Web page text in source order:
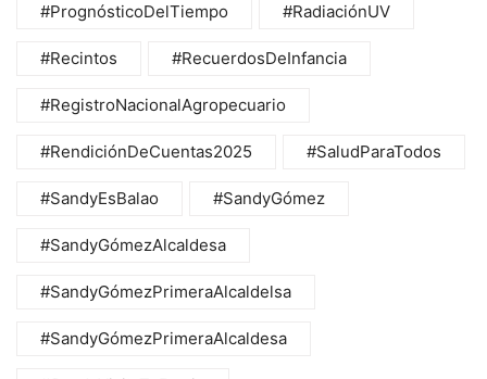
#PrognósticoDelTiempo #RadiaciónUV
#Recintos #RecuerdosDeInfancia
#RegistroNacionalAgropecuario
#RendiciónDeCuentas2025 #SaludParaTodos
#SandyEsBalao #SandyGómez
#SandyGómezAlcaldesa
#SandyGómezPrimeraAlcaldelsa
#SandyGómezPrimeraAlcaldesa